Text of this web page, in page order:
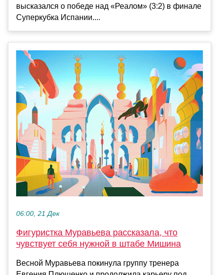
высказался о победе над «Реалом» (3:2) в финале
Суперкубка Испании....
06:00, 21 Дек
Фигуристка Муравьева рассказала, что
чувствует себя нужной в штабе Мишина
Весной Муравьева покинула группу тренера